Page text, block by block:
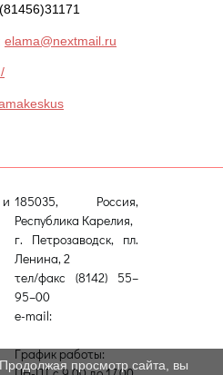
elama@nextmail.ru
185035, Россия,
Республика Карелия,
г. Петрозаводск, пл.
Ленина, 2
тел/факс (8142) 55–
95–00
e-mail:
График работы:
просмотр сайта, вы